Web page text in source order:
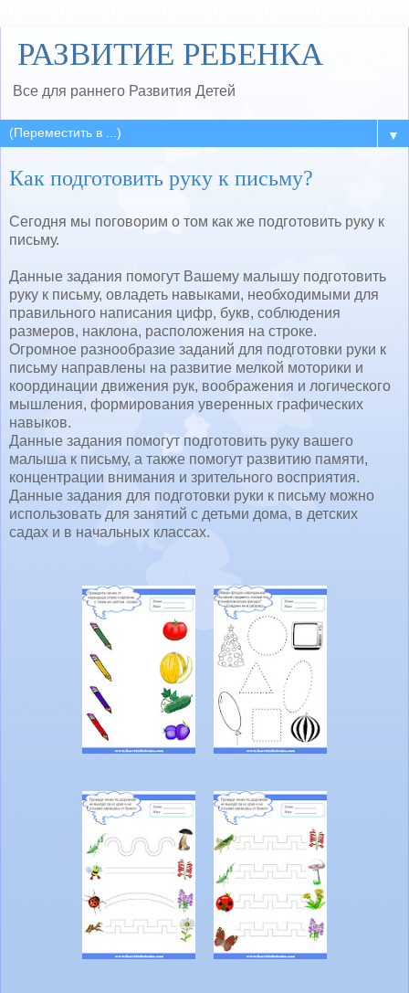
РАЗВИТИЕ РЕБЕНКА
Все для раннего Развития Детей
▼
Как подготовить руку к письму?
Сегодня мы поговорим о том как же подготовить руку к
письму.
Данные задания помогут Вашему малышу подготовить
руку к письму, овладеть навыками, необходимыми для
правильного написания цифр, букв, соблюдения
размеров, наклона, расположения на строке.
Огромное разнообразие заданий для подготовки руки к
письму направлены на развитие мелкой моторики и
координации движения рук, воображения и логического
мышления, формирования уверенных графических
навыков.
Данные задания помогут подготовить руку вашего
малыша к письму, а также помогут развитию памяти,
концентрации внимания и зрительного восприятия.
Данные задания для подготовки руки к письму можно
использовать для занятий с детьми дома, в детских
садах и в начальных классах.